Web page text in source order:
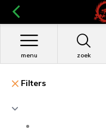
zoek
menu
Filters